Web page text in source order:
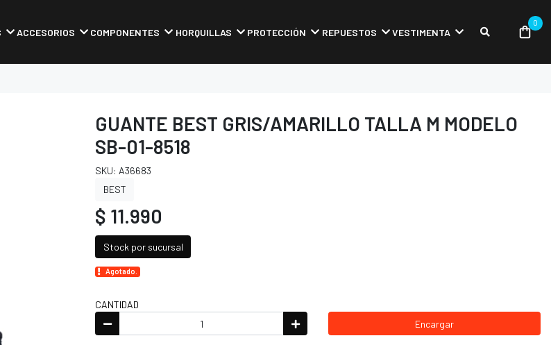
ACCESORIOS COMPONENTES HORQUILLAS PROTECCIÓN REPUESTOS VESTIMENTA
0
GUANTE BEST GRIS/AMARILLO TALLA M MODELO
SB-01-8518
SKU: A36683
BEST
$ 11.990
Stock por sucursal
Agotado.
CANTIDAD
Encargar